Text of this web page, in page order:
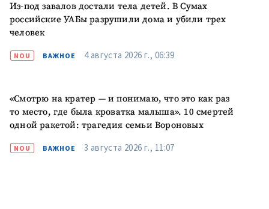
Из-под завалов достали тела детей. В Сумах
российские УАБы разрушили дома и убили трех
человек
NOU ВАЖНОЕ 4 августа 2026 г., 06:39
«Смотрю на кратер — и понимаю, что это как раз
то место, где была кроватка малыша». 10 смертей
одной ракетой: трагедия семьи Вороновых
NOU ВАЖНОЕ 3 августа 2026 г., 11:07